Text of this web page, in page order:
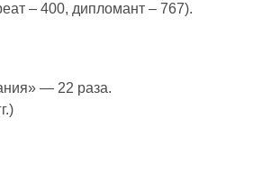
– 400, дипломант – 767).
— 22 раза.